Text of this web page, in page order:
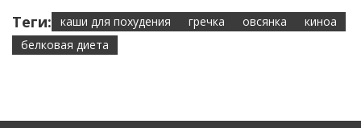
Теги: каши для похудения гречка овсянка
киноа
белковая диета